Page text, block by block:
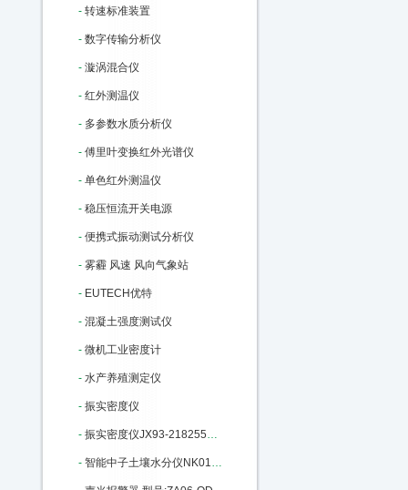
- 转速标准装置
- 数字传输分析仪
- 漩涡混合仪
- 红外测温仪
- 多参数水质分析仪
- 傅里叶变换红外光谱仪
- 单色红外测温仪
- 稳压恒流开关电源
- 便携式振动测试分析仪
- 雾霾 风速 风向气象站
- EUTECH优特
- 混凝土强度测试仪
- 微机工业密度计
- 水产养殖测定仪
- 振实密度仪
- 振实密度仪JX93-218255库号：M218255
- 智能中子土壤水分仪NK01CS830库号：M235070